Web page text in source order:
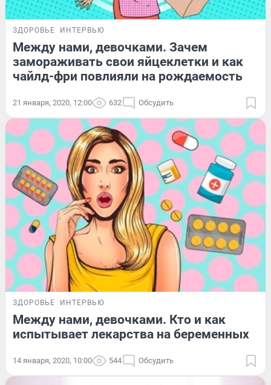
ЗДОРОВЬЕ ИНТЕРВЬЮ
Между нами, девочками. Зачем
замораживать свои яйцеклетки и как
чайлд-фри повлияли на рождаемость
21 января, 2020, 12:00 632 Обсудить
ЗДОРОВЬЕ ИНТЕРВЬЮ
Между нами, девочками. Кто и как
испытывает лекарства на беременных
14 января, 2020, 10:00 544 Обсудить